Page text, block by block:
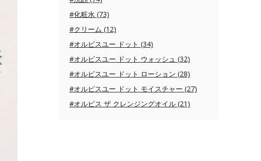
#化粧水 (73)
#クリーム (12)
#オルビスユー ドット (34)
#オルビスユー ドット ウォッシュ (32)
#オルビスユー ドット ローション (28)
#オルビスユー ドット モイスチャー (27)
#オルビス ザ クレンジングオイル (21)